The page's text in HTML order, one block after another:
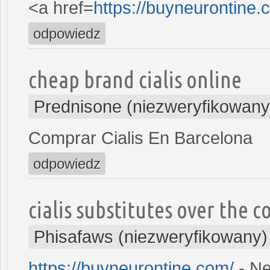
<a href=https://
odpowiedz
cheap brand cialis online
Prednisone
Comprar Cialis En Barcelona
odpowiedz
cialis substitutes over the
Phisafaws (niezweryfikowany)